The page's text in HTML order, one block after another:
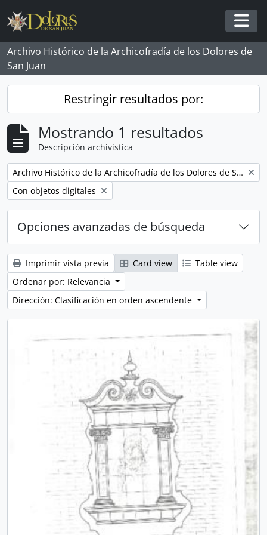
Skip to main content
Archivo Histórico de la Archicofradía de los Dolores de
San Juan
Restringir resultados por:
Mostrando 1 resultados
Descripción archivística
Remove filter:
Archivo Histórico de la Archicofradía de los Dolores de San Juan
Remove filter:
Con objetos digitales
Opciones avanzadas de búsqueda
Imprimir vista previa Card view
Table view
Ordenar por: Relevancia
Dirección: Clasificación en orden ascendente